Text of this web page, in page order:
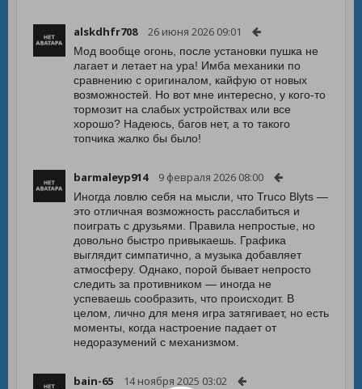
alskdhfr708 26 июня 2026 09:01
Мод вообще огонь, после установки пушка не
лагает и летает на ура! Имба механики по
сравнению с оригиналом, кайфую от новых
возможностей. Но вот мне интересно, у кого-то
тормозит на слабых устройствах или все
хорошо? Надеюсь, багов нет, а то такого
топчика жалко бы было!
barmaleyp914 9 февраля 2026 08:00
Иногда ловлю себя на мысли, что Truco Blyts —
это отличная возможность расслабиться и
поиграть с друзьями. Правила непростые, но
довольно быстро привыкаешь. Графика
выглядит симпатично, а музыка добавляет
атмосферу. Однако, порой бывает непросто
следить за противником — иногда не
успеваешь сообразить, что происходит. В
целом, лично для меня игра затягивает, но есть
моменты, когда настроение падает от
недоразумений с механизмом.
bain-65 14 ноября 2025 03:02